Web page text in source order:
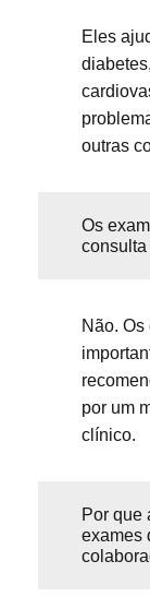
Eles
outras
Os
Não.
por um
clínico.
Por que
exames